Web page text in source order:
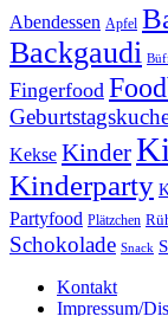
Abendessen Apfel
Backgaudi
Fingerfood
Kekse Kinder
Kinderparty
Partyfood Plätzchen
Schokolade Snack
Kontakt
Impressum/